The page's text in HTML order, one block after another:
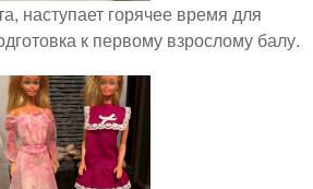
наступает горячее время для
к первому взрослому балу.